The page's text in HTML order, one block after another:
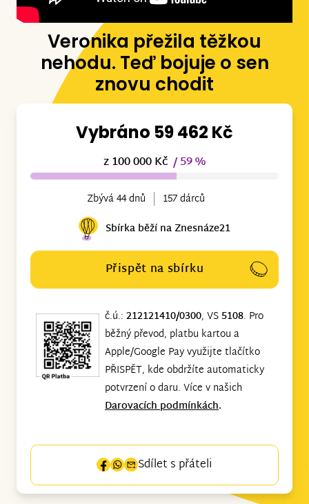
Veronika přežila těžkou
nehodu. Teď bojuje o sen
znovu chodit
Vybráno 59 462 Kč
z 100 000 Kč / 59 %
Zbývá 44 dnů
157 dárců
Sbírka běží na Znesnáze21
Přispět na sbírku
č.ú.:212121410/0300, VS5108. Pro
běžný převod, platbu kartou a
Apple/Google Pay využijte tlačítko
PŘISPĚT, kde obdržíte automaticky
potvrzení o daru. Více v našich
Darovacích podmínkách.
Sdílet s přáteli